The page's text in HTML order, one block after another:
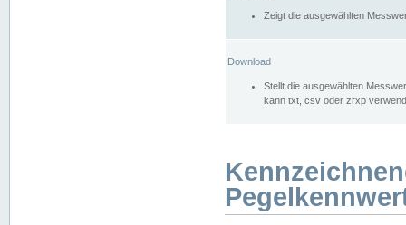
Zeigt die ausgewählten
Download
Stellt die ausgewählten
kann txt, csv oder zrxp